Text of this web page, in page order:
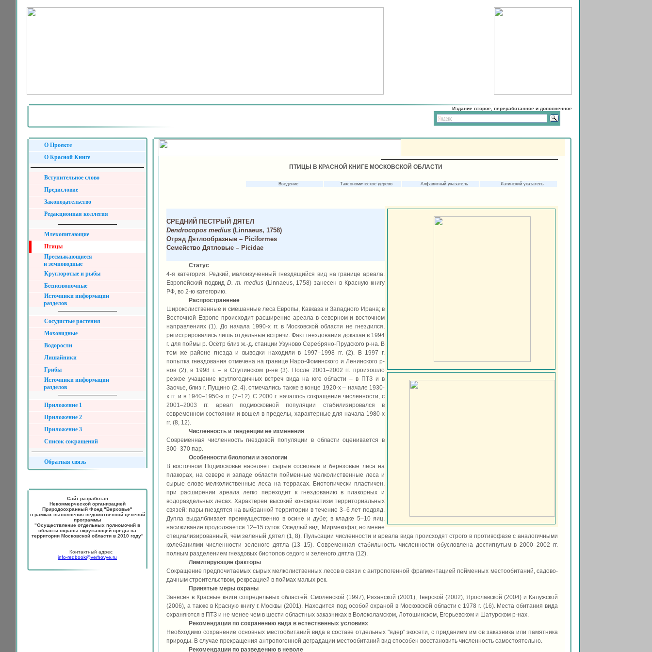
Издание второе, переработанное и дополненное
О Проекте
О Красной Книге
Вступительное слово
Предисловие
Законодательство
Редакционная коллегия
Млекопитающие
Птицы
Пресмыкающиеся
и земноводные
Круглоротые и рыбы
Беспозвоночные
Источники информации
разделов
Сосудистые растения
Моховидные
Водоросли
Лишайники
Грибы
Источники информации
разделов
Приложение 1
Приложение 2
Приложение 3
Список сокращений
Обратная связь
Сайт разработан
Некоммерческой организацией
Природоохранный Фонд "Верховье"
в рамках выполнения ведомственной целевой
программы
"Осуществление отдельных полномочий в
области охраны окружающей среды на
территории Московской области в 2010 году"
Контактный адрес
info-redbook@verhovye.ru
ПТИЦЫ В КРАСНОЙ КНИГЕ МОСКОВСКОЙ ОБЛАСТИ
Введение Таксономическое дерево Алфавитный указатель Латинский указатель
СРЕДНИЙ ПЕСТРЫЙ ДЯТЕЛ
Dendrocopos medius (Linnaeus, 1758)
Отряд Дятлообразные – Piciformes
Семейство Дятловые – Picidae
Статус
4-я категория. Редкий, малоизученный гнездящийся вид на границе ареала.
Европейский подвид D. m. medius (Linnaeus, 1758) занесен в Красную книгу
РФ, во 2-ю категорию.
Распространение
Широколиственные и смешанные леса Европы, Кавказа и Западного Ирана; в
Восточной Европе происходит расширение ареала в северном и восточном
направлениях (1). До начала 1990-х гг. в Московской области не гнездился,
регистрировались лишь отдельные встречи. Факт гнездования доказан в 1994
г. для поймы р. Осётр близ ж.-д. станции Узуново Серебряно-Прудского р-на. В
том же районе гнезда и выводки находили в 1997–1998 гг. (2). В 1997 г.
попытка гнездования отмечена на границе Наро-Фоминского и Ленинского р-
нов (2), в 1998 г. – в Ступинском р-не (3). После 2001–2002 гг. произошло
резкое учащение круглогодичных встреч вида на юге области – в ПТЗ и в
Заочье, близ г. Пущино (2, 4). отмечались также в конце 1920-х – начале 1930-
х гг. и в 1940–1950-х гг. (7–12). С 2000 г. началось сокращение численности, с
2001–2003 гг. ареал подмосковной популяции стабилизировался в
современном состоянии и вошел в пределы, характерные для начала 1980-х
гг. (8, 12).
Численность и тенденции ее изменения
Современная численность гнездовой популяции в области оценивается в
300–370 пар.
Особенности биологии и экологии
В восточном Подмосковье населяет сырые сосновые и берёзовые леса на
плакорах, на севере и западе области пойменные мелколиственные леса и
сырые елово-мелколиственные леса на террасах. Биотопически пластичен,
при расширении ареала легко переходит к гнездованию в плакорных и
водораздельных лесах. Характерен высокий консерватизм территориальных
связей: пары гнездятся на выбранной территории в течение 3–6 лет подряд.
Дупла выдалбливает преимущественно в осине и дубе; в кладке 5–10 яиц,
насиживание продолжается 12–15 суток. Оседлый вид. Мирмекофаг, но менее
специализированный, чем зеленый дятел (1, 8). Пульсации численности и ареала вида происходят строго в противофазе с аналогичными
колебаниями численности зеленого дятла (13–15). Современная стабильность численности обусловлена достигнутым в 2000–2002 гг.
полным разделением гнездовых биотопов седого и зеленого дятла (12).
Лимитирующие факторы
Сокращение предпочитаемых сырых мелколиственных лесов в связи с антропогенной фрагментацией пойменных местообитаний, садово-
дачным строительством, рекреацией в поймах малых рек.
Принятые меры охраны
Занесен в Красные книги сопредельных областей: Смоленской (1997), Рязанской (2001), Тверской (2002), Ярославской (2004) и Калужской
(2006), а также в Красную книгу г. Москвы (2001). Находится под особой охраной в Московской области с 1978 г. (16). Места обитания вида
охраняются в ПТЗ и не менее чем в шести областных заказниках в Волоколамском, Лотошинском, Егорьевском и Шатурском р-нах.
Рекомендации по сохранению вида в естественных условиях
Необходимо сохранение основных местообитаний вида в составе отдельных "ядер" экосети, с приданием им ов заказника или памятника
природы. В случае прекращения антропогенной деградации местообитаний вид способен восстановить численность самостоятельно.
Рекомендации по разведению в неволе